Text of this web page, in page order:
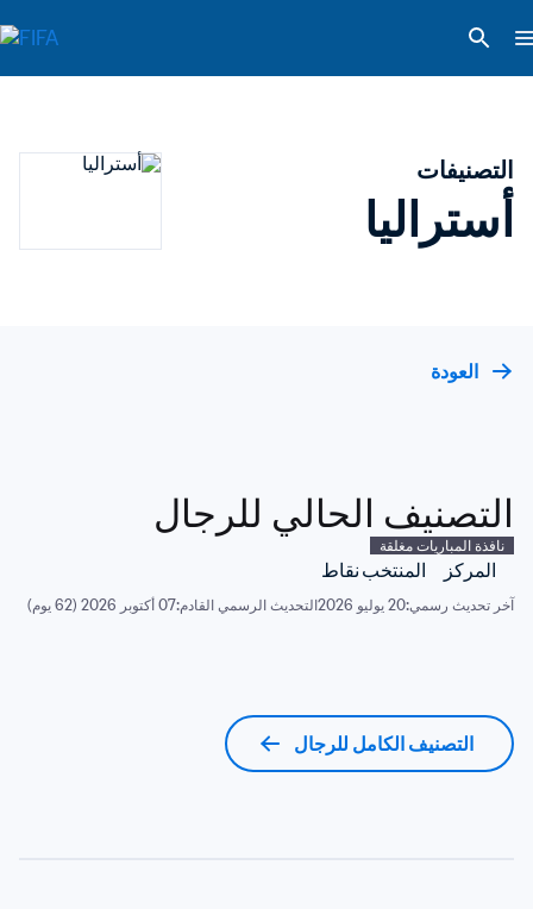
التصنيفات
أستراليا
العودة
التصنيف الحالي للرجال
نافذة المباريات مغلقة
المركز المنتخب نقاط
آخر تحديث رسمي:20 يوليو 2026 التحديث الرسمي القادم:07 أكتوبر 2026 (62 يوم)
التصنيف الكامل للرجال